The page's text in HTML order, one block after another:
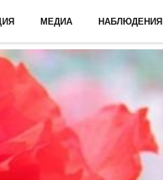
МЕДИА НАБЛЮДЕНИЯ